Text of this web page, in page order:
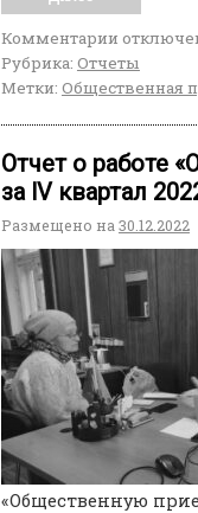
Комментарии
Рубрика: Отчеты
Метки: Общественная
Отчет о работе
за lV квартал
Размещено на 30.12.2022
«Общественную